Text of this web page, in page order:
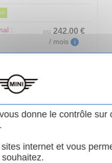
:
€
ou242.00 €
/ mois i
Voir le véhicule
donne le contrôle sur
internet et vous